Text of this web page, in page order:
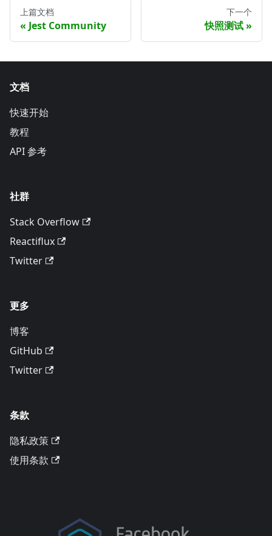
上篇文档
Jest Community
下一个
快照测试
文档
快速开始
教程
API 参考
社群
Stack Overflow
Reactiflux
Twitter
更多
博客
GitHub
Twitter
条款
隐私政策
使用条款